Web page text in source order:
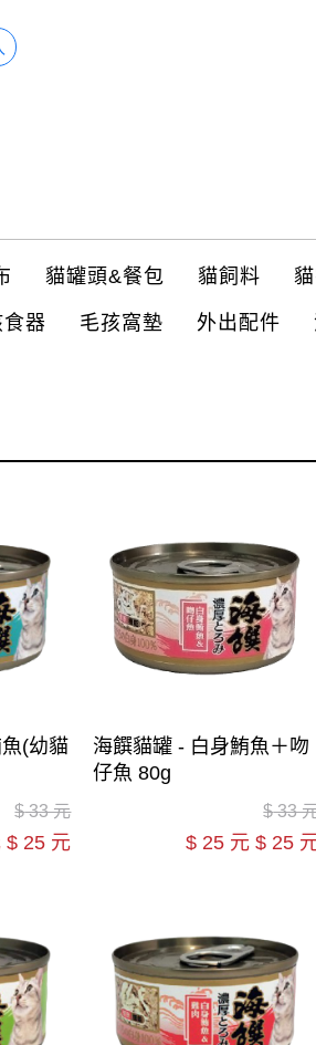
貓罐頭&餐包 貓飼料
器 毛孩窩墊 外出配件
(幼貓
$33 元
$ 25 元
海饌貓罐 - 白身鮪魚＋吻
仔魚 80g
$33
$ 25 元$ 25